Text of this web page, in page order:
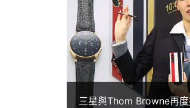
SAMSUNG Galaxy Z
操作介面，搭載
512GB ROM，支援 5G
4,400mAh 電池，採用
分享。
ROM儲存空間 512
電池容量
顯示螢幕
主螢幕尺寸 7.6
三星與Thom Browne再